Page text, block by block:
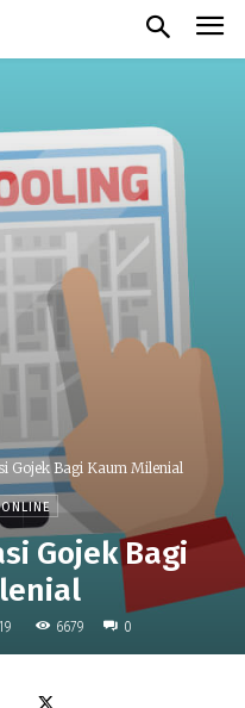
Gojek Bagi Kaum Milenial
Gojek Bagi
6679 0